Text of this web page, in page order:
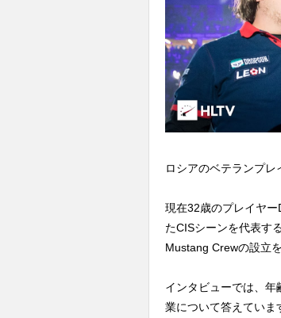
ロシアのベテランプ
現在32歳のプレイヤ
たCISシーンを代表す
Mustang Crewの設立
インタビューでは、
業について答えていま